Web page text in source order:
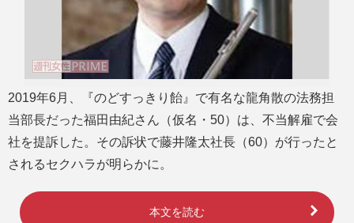
2019年6月、『のどすっきり飴』で有名な龍角散の法務担
当部長だった福田由紀さん（仮名・50）は、不当解雇で会
社を提訴した。その訴状で藤井隆太社長（60）が行ったと
されるセクハラが明らかに。
本文を読む